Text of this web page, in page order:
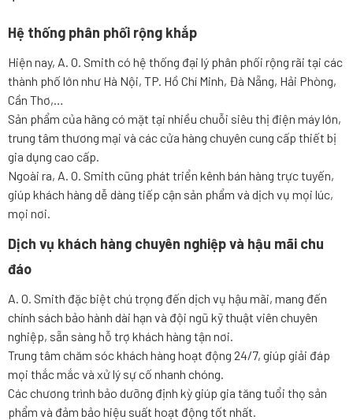
Hệ thống phân phối rộng khắp
Hiện nay, A. O. Smith có hệ thống đại lý phân phối rộng rãi tại các
thành phố lớn như Hà Nội, TP. Hồ Chí Minh, Đà Nẵng, Hải Phòng,
Cần Thơ,…
Sản phẩm của hãng có mặt tại nhiều chuỗi siêu thị điện máy lớn,
trung tâm thương mại và các cửa hàng chuyên cung cấp thiết bị
gia dụng cao cấp.
Ngoài ra, A. O. Smith cũng phát triển kênh bán hàng trực tuyến,
giúp khách hàng dễ dàng tiếp cận sản phẩm và dịch vụ mọi lúc,
mọi nơi.
Dịch vụ khách hàng chuyên nghiệp và hậu mãi chu
đáo
A. O. Smith đặc biệt chú trọng đến dịch vụ hậu mãi, mang đến
chính sách bảo hành dài hạn và đội ngũ kỹ thuật viên chuyên
nghiệp, sẵn sàng hỗ trợ khách hàng tận nơi.
Trung tâm chăm sóc khách hàng hoạt động 24/7, giúp giải đáp
mọi thắc mắc và xử lý sự cố nhanh chóng.
Các chương trình bảo dưỡng định kỳ giúp gia tăng tuổi thọ sản
phẩm và đảm bảo hiệu suất hoạt động tốt nhất.